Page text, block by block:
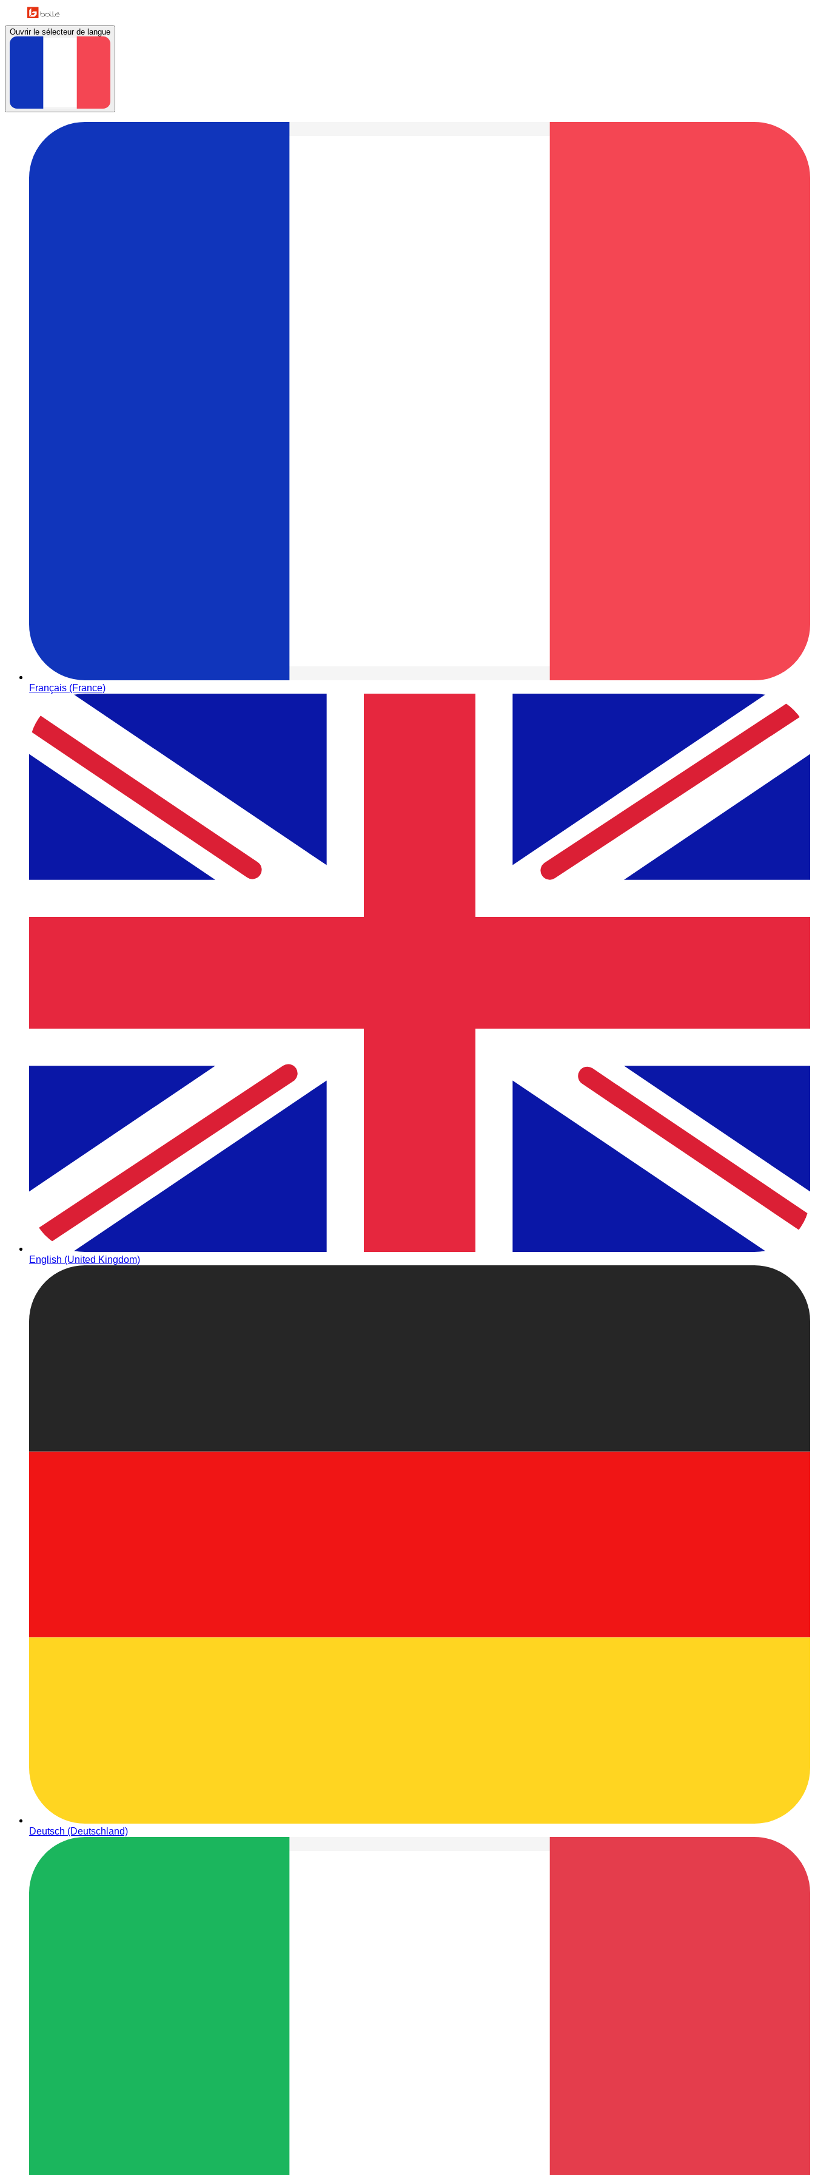
Ouvrir le sélecteur de langue
Français (France)
English (United Kingdom)
Deutsch (Deutschland)